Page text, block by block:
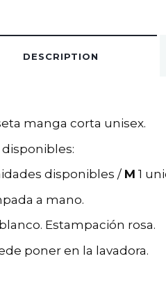
DESCRIPTION
manga corta unisex.
disponibles:
disponibles / M 1
a mano.
Estampación rosa.
poner en la lavadora.